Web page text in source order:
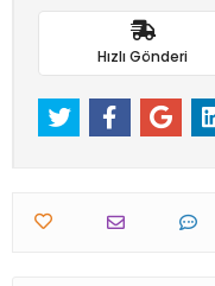
Hızlı Gönderi